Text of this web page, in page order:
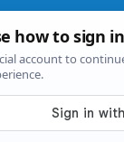
Poslovni vikend